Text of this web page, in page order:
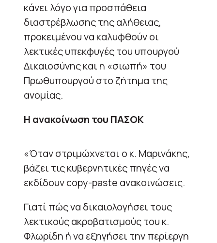
κάνει λόγο για προσπάθεια
διαστρέβλωσης της αλήθειας,
προκειμένου να καλυφθούν οι
λεκτικές υπεκφυγές του υπουργού
Δικαιοσύνης και η «σιωπή» του
Πρωθυπουργού στο ζήτημα της
ανομίας.
Η ανακοίνωση του ΠΑΣΟΚ
«Όταν στριμώχνεται ο κ. Μαρινάκης,
βάζει τις κυβερνητικές πηγές να
εκδίδουν copy-paste ανακοινώσεις.
Γιατί πώς να δικαιολογήσει τους
λεκτικούς ακροβατισμούς του κ.
Φλωρίδη ή να εξηγήσει την περίεργη